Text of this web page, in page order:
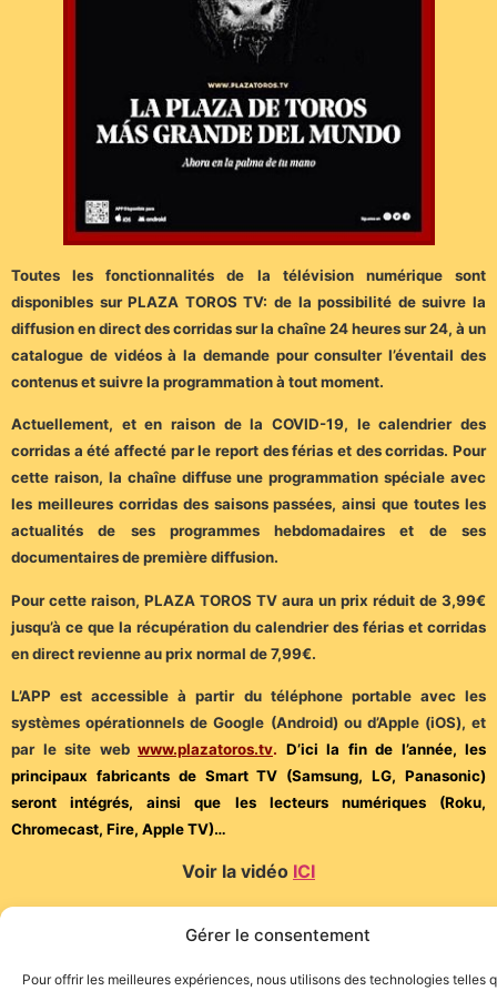
Gérer le consentement
Pour offrir les meilleures expériences, nous utilisons des technologies telles
Toutes les fonctionnalités de la télévision numérique sont
disponibles sur PLAZA TOROS TV: de la possibilité de suivre la
diffusion en direct des corridas sur la chaîne 24 heures sur 24, à un
catalogue de vidéos à la demande pour consulter l’éventail des
contenus et suivre la programmation à tout moment.
Actuellement, et en raison de la COVID-19, le calendrier des
corridas a été affecté par le report des férias et des corridas. Pour
cette raison, la chaîne diffuse une programmation spéciale avec
les meilleures corridas des saisons passées, ainsi que toutes les
actualités de ses programmes hebdomadaires et de ses
documentaires de première diffusion.
Pour cette raison, PLAZA TOROS TV aura un prix réduit de 3,99€
jusqu’à ce que la récupération du calendrier des férias et corridas
en direct revienne au prix normal de 7,99€.
L’APP est accessible à partir du téléphone portable avec les
systèmes opérationnels de Google (Android) ou d’Apple (iOS), et
par le site web www.plazatoros.tv. D’ici la fin de l’année, les
principaux fabricants de Smart TV (Samsung, LG, Panasonic)
seront intégrés, ainsi que les lecteurs numériques (Roku,
Chromecast, Fire, Apple TV)…
Voir la vidéo ICI